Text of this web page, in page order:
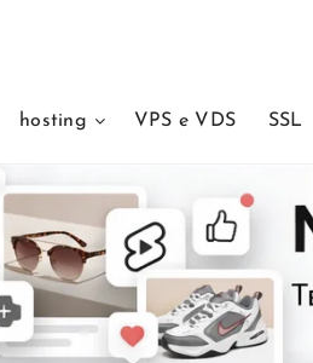
hosting VPS e VDS SSL